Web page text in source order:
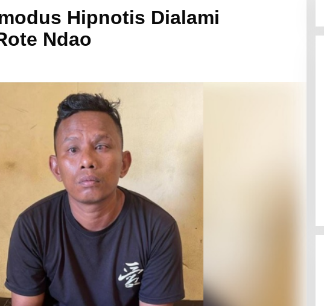
Hipnotis Dialami
Ndao